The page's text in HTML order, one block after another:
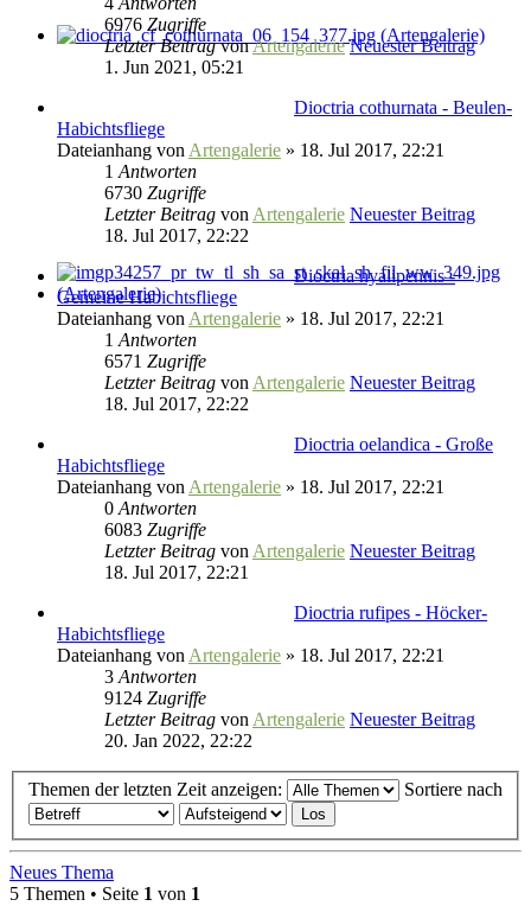
6976 Zugriffe
Letzter BeitragvonArtengalerie Neuester Beitrag
1. Jun 2021, 05:21
Dioctria cothurnata - Beulen-
Habichtsfliege
Dateianhang von Artengalerie » 18. Jul 2017, 22:21
1 Antworten
6730 Zugriffe
Letzter Beitrag von Artengalerie Neuester Beitrag
18. Jul 2017, 22:22
Dioctria hyalipennis -
Gemeine Habichtsfliege
Dateianhang von Artengalerie » 18. Jul 2017, 22:21
1 Antworten
6571 Zugriffe
Letzter Beitrag von Artengalerie Neuester Beitrag
18. Jul 2017, 22:22
Dioctria oelandica - Große
Habichtsfliege
Dateianhang von Artengalerie » 18. Jul 2017, 22:21
0 Antworten
6083 Zugriffe
Letzter Beitrag von Artengalerie Neuester Beitrag
18. Jul 2017, 22:21
Dioctria rufipes - Höcker-
Habichtsfliege
Dateianhang von Artengalerie » 18. Jul 2017, 22:21
3 Antworten
9124 Zugriffe
Letzter Beitrag von Artengalerie Neuester Beitrag
20. Jan 2022, 22:22
Themen der letzten Zeit anzeigen: Sortiere nach
Neues Thema
5 Themen • Seite 1 von 1